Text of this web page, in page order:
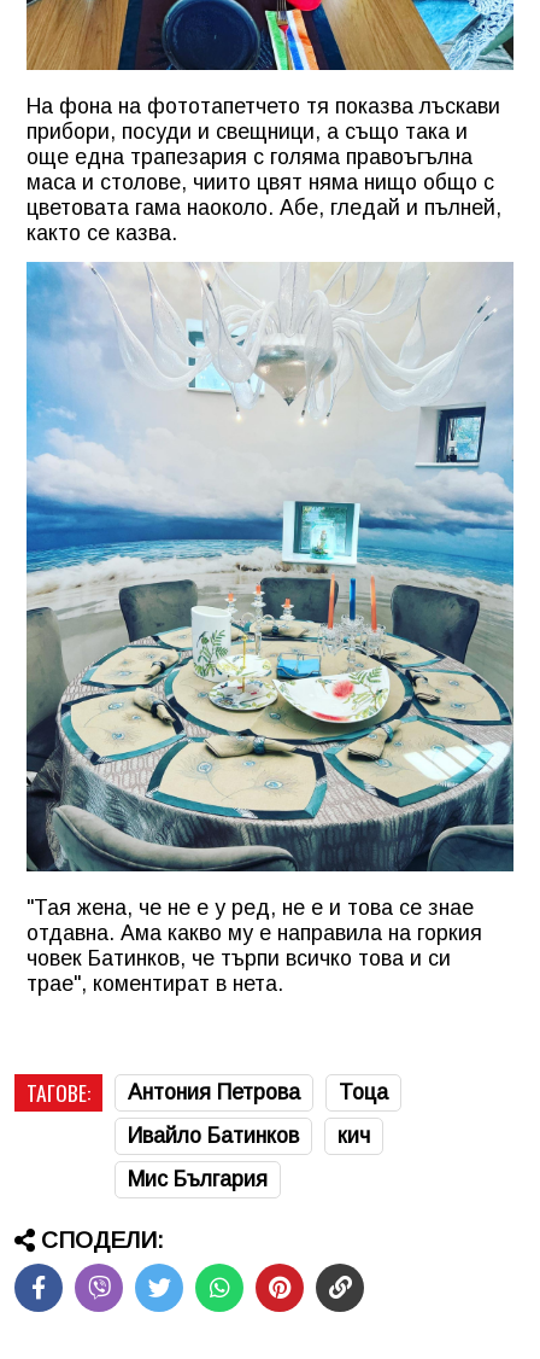
На фона на фототапетчето тя показва лъскави
прибори, посуди и свещници, а също така и
още една трапезария с голяма правоъгълна
маса и столове, чиито цвят няма нищо общо с
цветовата гама наоколо. Абе, гледай и пълней,
както се казва.
"Тая жена, че не е у ред, не е и това се знае
отдавна. Ама какво му е направила на горкия
човек Батинков, че търпи всичко това и си
трае", коментират в нета.
ТАГОВЕ: Антония Петрова
Тоца
Ивайло Батинков
кич
Мис България
СПОДЕЛИ: